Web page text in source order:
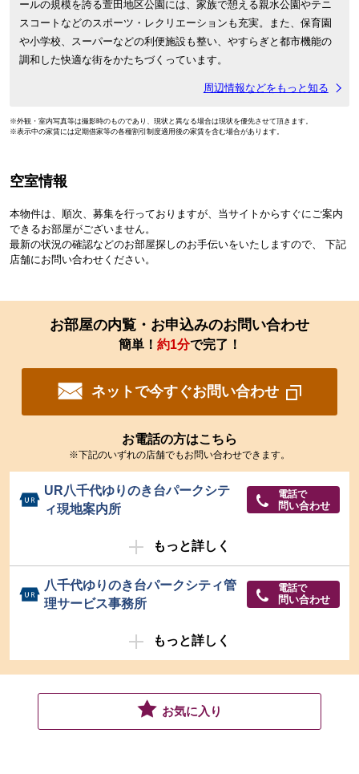
ールの規模を誇る萱田地区公園には、家族で憩える親水公園やテニ
スコートなどのスポーツ・レクリエーションも充実。また、保育園
や小学校、スーパーなどの利便施設も整い、やすらぎと都市機能の
調和した快適な街をかたちづくっています。
周辺情報などをもっと知る
※外観・室内写真等は撮影時のものであり、現状と異なる場合は現状を優先させて頂きます。
※表示中の家賃には定期借家等の各種割引制度適用後の家賃を含む場合があります。
空室情報
本物件は、順次、募集を行っておりますが、当サイトからすぐにご案内
できるお部屋がございません。
最新の状況の確認などのお部屋探しのお手伝いをいたしますので、 下記
店舗にお問い合わせください。
お部屋の内覧・お申込みのお問い合わせ
簡単！ 約1分で完了！
ネットで今すぐお問い合わせ
お電話の方はこちら
※下記のいずれの店舗でもお問い合わせできます。
UR八千代ゆりのき台パークシテ
ィ現地案内所
電話で
問い合わせ
もっと詳しく
八千代ゆりのき台パークシティ管
理サービス事務所
電話で
問い合わせ
もっと詳しく
お気に入り